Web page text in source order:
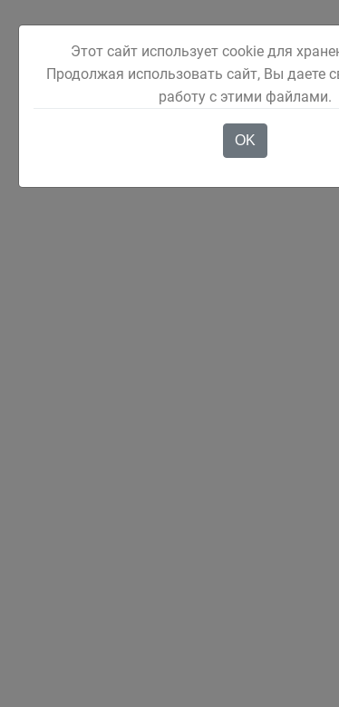
Этот сайт использует cookie для
Продолжая использовать сайт, Вы даете
работу с этими файлами.
OK